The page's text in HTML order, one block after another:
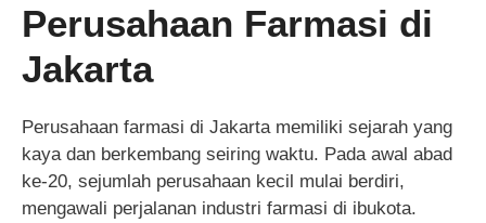
Perusahaan Farmasi di
Jakarta
Perusahaan farmasi di Jakarta memiliki sejarah yang
kaya dan berkembang seiring waktu. Pada awal abad
ke-20, sejumlah perusahaan kecil mulai berdiri,
mengawali perjalanan industri farmasi di ibukota.